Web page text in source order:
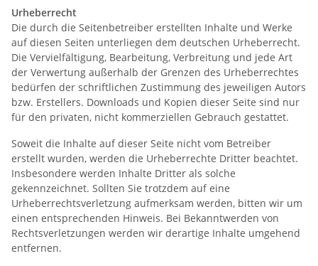
Urheberrecht
Die durch die Seitenbetreiber erstellten Inhalte und Werke
auf diesen Seiten unterliegen dem deutschen Urheberrecht.
Die Vervielfältigung, Bearbeitung, Verbreitung und jede Art
der Verwertung außerhalb der Grenzen des Urheberrechtes
bedürfen der schriftlichen Zustimmung des jeweiligen Autors
bzw. Erstellers. Downloads und Kopien dieser Seite sind nur
für den privaten, nicht kommerziellen Gebrauch gestattet.
Soweit die Inhalte auf dieser Seite nicht vom Betreiber
erstellt wurden, werden die Urheberrechte Dritter beachtet.
Insbesondere werden Inhalte Dritter als solche
gekennzeichnet. Sollten Sie trotzdem auf eine
Urheberrechtsverletzung aufmerksam werden, bitten wir um
einen entsprechenden Hinweis. Bei Bekanntwerden von
Rechtsverletzungen werden wir derartige Inhalte umgehend
entfernen.